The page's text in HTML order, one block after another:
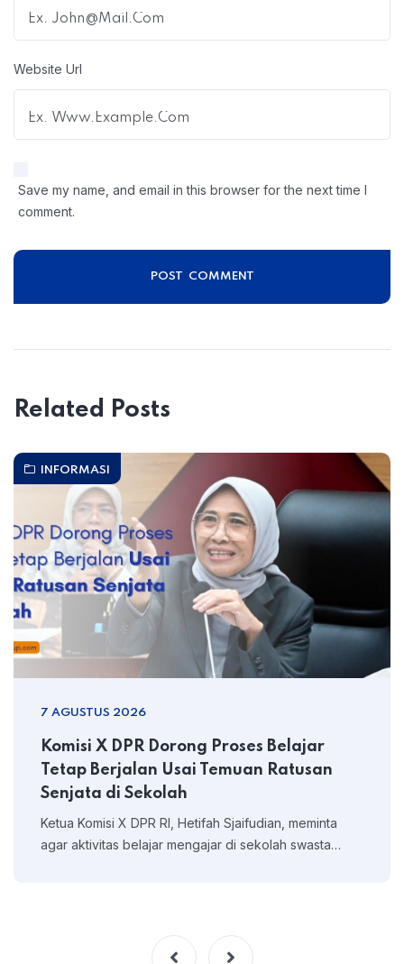
Website Url
Save my name, and email in this browser for the next time I
comment.
Related Posts
INFORMASI
7 AGUSTUS 2026
Komisi X DPR Dorong Proses Belajar
Tetap Berjalan Usai Temuan Ratusan
Senjata di Sekolah
Ketua Komisi X DPR RI, Hetifah Sjaifudian, meminta
agar aktivitas belajar mengajar di sekolah swasta…